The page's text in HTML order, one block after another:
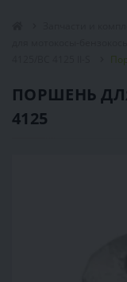
ПОРШЕНЬ
4125